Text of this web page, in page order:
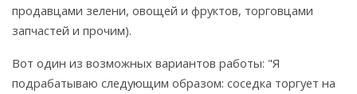
продавцами зелени, овощей и фруктов, торговцами
запчастей и прочим).
Вот один из возможных вариантов работы: "Я
подрабатываю следующим образом: соседка торгует на